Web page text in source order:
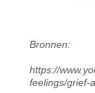
Bronnen:
https://
feelings/grief-